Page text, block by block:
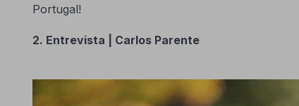
Portugal!
2. Entrevista | Carlos Parente